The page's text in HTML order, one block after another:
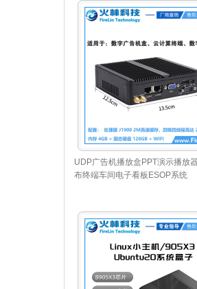
UDP广告机播放盒PPT演示播放
布终端车间电子看板ESOP系统